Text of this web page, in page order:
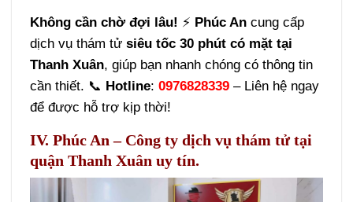
Không cần chờ đợi lâu! ⚡ Phúc An cung cấp
dịch vụ thám tửsiêu tốc 30 phút có mặt tại
Thanh Xuân, giúp bạn nhanh chóng có thông tin
cần thiết. 📞 Hotline:0976828339 – Liên hệ ngay
để được hỗ trợ kịp thời!
IV. Phúc An – Công ty dịch vụ thám tử tại
quận Thanh Xuân uy tín.